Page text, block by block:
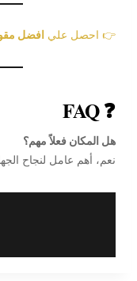
👉 احصل علي افضل
❓ FAQ
هل المكان فعلاً مهم؟
نعم، أهم عامل لنجاح